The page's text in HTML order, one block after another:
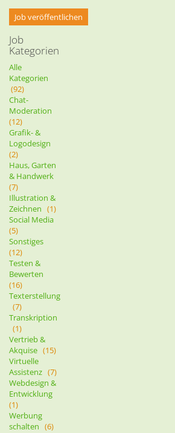
Job veröffentlichen
Job
Kategorien
Alle
Kategorien
(92)
Chat-
Moderation
(12)
Grafik- &
Logodesign
(2)
Haus, Garten
& Handwerk
(7)
Illustration &
Zeichnen (1)
Social Media
(5)
Sonstiges
(12)
Testen &
Bewerten
(16)
Texterstellung
(7)
Transkription
(1)
Vertrieb &
Akquise (15)
Virtuelle
Assistenz (7)
Webdesign &
Entwicklung
(1)
Werbung
schalten (6)